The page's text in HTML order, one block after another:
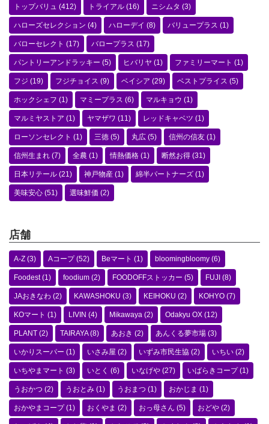
トップバリュ (412) トライアル (16) ニシムタ (3)
ハローズセレクション (4) ハローデイ (8) バリュープラス (1)
バローセレクト (17) バロープラス (17)
パントリーアンドラッキー (5) ヒバリヤ (1) ファミリーマート (1)
フジ (19) フジチョイス (9) ベイシア (29) ベストプライス (5)
ホックシェフ (1) マミープラス (6) マルキョウ (1)
マルミヤストア (1) ヤマザワ (11) レッドキャベツ (1)
ローソンセレクト (1) 三徳 (5) 丸広 (5) 信州の信友 (1)
信州生まれ (7) 全農 (1) 情熱価格 (1) 断然お得 (31)
日本リテール (21) 神戸物産 (1) 綿半パートナーズ (1)
美味安心 (51) 選味鮮価 (2)
店舗
A-Z (3) Aコープ(52) Beマート (1) bloomingbloomy (6)
Foodest(1) foodium (2) FOODOFFストッカー (5) FUJI (8)
JAおきなわ (2) KAWASHOKU (3) KEIHOKU (2) KOHYO (7)
KOマート (1) LIVIN (4) Mikawaya (2) Odakyu OX (12)
PLANT (2) TAIRAYA(8) あおき (2) あんくる夢市場 (3)
いかりスーパー (1) いさみ屋 (2) いずみ市民生協 (2) いちい (2)
いちやまマート (3) いとく (6) いなげや (27) いばらきコープ(1)
うおかつ (2) うおとみ (1) うおまつ (1) おかじま (1)
おかやまコープ(1) おくやま (2) おっ母さん (5) おどや (2)